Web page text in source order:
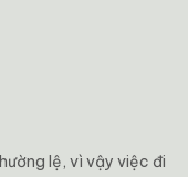
lệ, vì vậy việc đi